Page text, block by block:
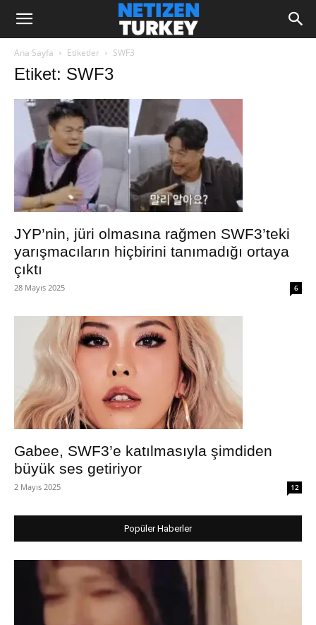
Ana Sayfa Etiketler SWF3
Etiket: SWF3
JYP’nin, jüri olmasına rağmen SWF3’teki
yarışmacıların hiçbirini tanımadığı ortaya
çıktı
28 Mayıs 2025 6
Gabee, SWF3’e katılmasıyla şimdiden
büyük ses getiriyor
2 Mayıs 2025 12
Popüler Haberler